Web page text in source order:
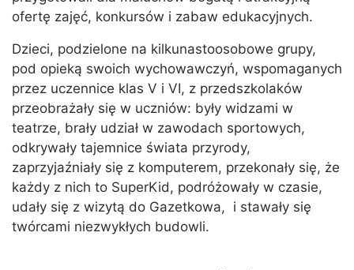
ofertę zajęć, konkursów i zabaw edukacyjnych.
Dzieci, podzielone na kilkunastoosobowe grupy,
pod opieką swoich wychowawczyń, wspomaganych
przez uczennice klas V i VI, z przedszkolaków
przeobrażały się w uczniów: były widzami w
teatrze, brały udział w zawodach sportowych,
odkrywały tajemnice świata przyrody,
zaprzyjaźniały się z komputerem, przekonały się, że
każdy z nich to SuperKid, podróżowały w czasie,
udały się z wizytą do Gazetkowa, i stawały się
twórcami niezwykłych budowli.